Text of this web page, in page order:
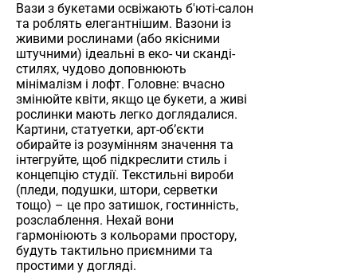
Вази з букетами освіжають б'юті-салон
та роблять елегантнішим. Вазони із
живими рослинами (або якісними
штучними) ідеальні в еко- чи сканді-
стилях, чудово доповнюють
мінімалізм і лофт. Головне: вчасно
змінюйте квіти, якщо це букети, а живі
рослинки мають легко доглядалися.
Картини, статуетки, арт-об’єкти
обирайте із розумінням значення та
інтегруйте, щоб підкреслити стиль і
концепцію студії. Текстильні вироби
(пледи, подушки, штори, серветки
тощо) – це про затишок, гостинність,
розслаблення. Нехай вони
гармоніюють з кольорами простору,
будуть тактильно приємними та
простими у догляді.